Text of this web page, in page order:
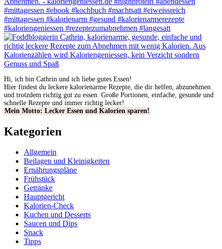
Hi, ich bin Cathrin und ich liebe gutes Essen!
Hier findest du leckere kalorienarme Rezepte, die dir helfen, abzunehmen
und trotzdem richtig gut zu essen. Große Portionen, einfache, gesunde und
schnelle Rezepte und immer richtig lecker!
Mein Motto: Lecker Essen und Kalorien sparen!
Kategorien
Allgemein
Beilagen und Kleinigkeiten
Ernährungspläne
Frühstück
Getränke
Hauptgericht
Kalorien-Check
Kuchen und Desserts
Saucen und Dips
Snack
Tipps